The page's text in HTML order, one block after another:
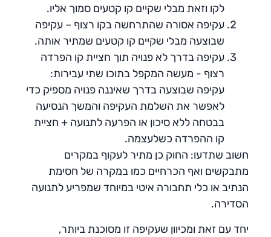
לקו וזאת מבלי שקיים קו קטעים סמוך אליו.
עקיפה אסורה שהתרחשה בקו רצוף – עקיפה
שבוצעה מבלי שקיים קו קטעים שמתיר אותה.
עקיפה בדרך לא פנויה תוך חציית קו הפרדה
רצוף - מעשה המקפל בתוכו שתי עבירות:
עקיפה שבוצעה בדרך שאיננה פנויה מספיק כדי
לאפשר את השלמת העקיפה והמשך הנסיעה
בבטחה ללא סיכון או הפרעה לתנועה + חציית
קו ההפרדה כשלעצמה.
חשוב שתדעו: החוק כן מתיר לעקוף במקרים
מתבקשים ואף הכרחיים כמו במקרה של חסימת
הנתיב או כלי תחבורה איטי במיוחד שמפריע לתנועה
הסדירה.
יחד עם זאת ומכיוון שעקיפה זו מסוכנת ביותר,